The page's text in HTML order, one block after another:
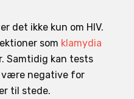
det ikke kun om HIV.
som klamydia
Samtidig kan tests
negative for
til stede.